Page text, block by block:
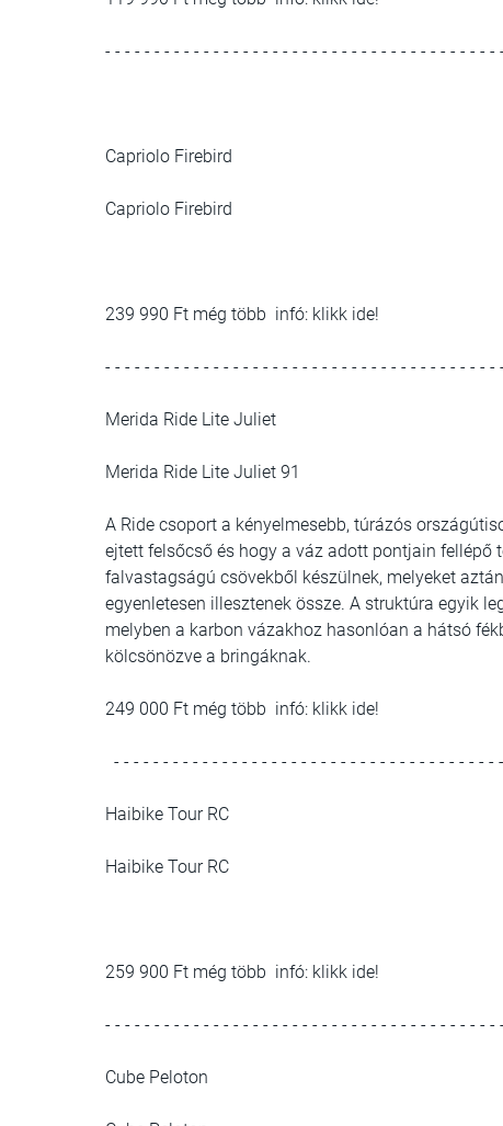
- - - - - - - - - - - - - - - - - - - - - - - - - - - - - - - - - - - - - - -
Capriolo Firebird
Capriolo Firebird
239 990 Ft még több infó: klikk ide!
- - - - - - - - - - - - - - - - - - - - - - - - - - - - - - - - - - - - - - -
Merida Ride Lite Juliet
Merida Ride Lite Juliet 91
A Ride csoport a kényelmesebb, túrázós
ejtett felsőcső és hogy a váz adott pontjain fellépő
falvastagságú csövekből készülnek, melyeket
egyenletesen illesztenek össze. A struktúra egyik
melyben a karbon vázakhoz hasonlóan a hátsó
kölcsönözve a bringáknak.
249 000 Ft még több infó: klikk ide!
- - - - - - - - - - - - - - - - - - - - - - - - - - - - - - - - - - - - - -
Haibike Tour RC
Haibike Tour RC
259 900 Ft még több infó: klikk ide!
- - - - - - - - - - - - - - - - - - - - - - - - - - - - - - - - - - - - - - -
Cube Peloton